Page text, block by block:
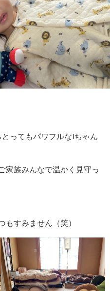
ってもパワフルなIちゃん
家族みんなで温かく見守っ
もすみません（笑）